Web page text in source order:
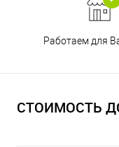
Работаем для
СТОИМОСТЬ